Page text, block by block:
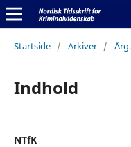
Startside / Arkiver /
Indhold
NTfK